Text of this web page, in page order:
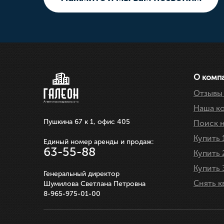
10 000 000р.
Земельный участок
250 000р.
Пушкина 67 к 1, офис 405
Единый номер аренды и продаж:
63-55-88
Генеральный директор
Шумилова Светлана Петровна
8-965-975-01-00
О
Отзывы
Наша
Поиск
Купить
Купить
Купить
Снять